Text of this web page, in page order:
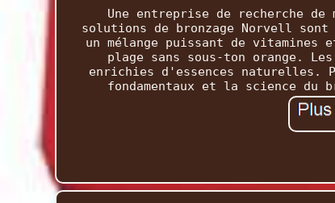
Une entreprise de recherche de
solutions de bronzage Norvell
un mélange puissant de
plage sans sous-ton orange.
enrichies d'essences naturelles.
fondamentaux et la science